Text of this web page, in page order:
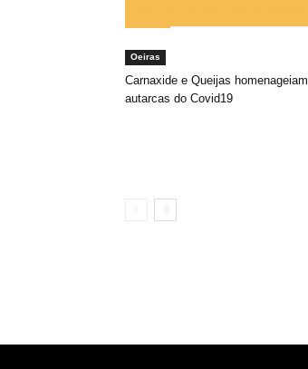
Oeiras
Carnaxide e Queijas homenageiam
autarcas do Covid19